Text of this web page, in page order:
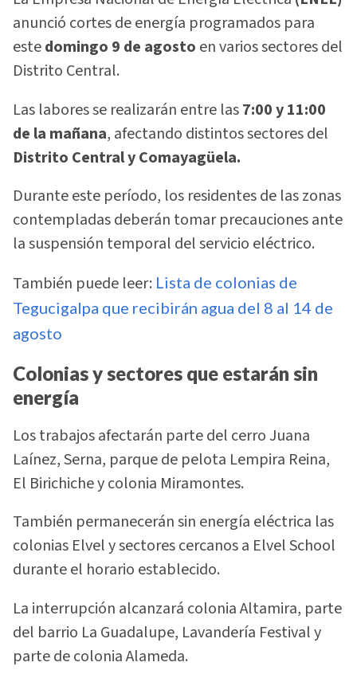
anunció cortes de energía programados para
estedomingo 9 de agosto en varios sectores del
Distrito Central.
Las labores se realizarán entre las7:00 y 11:00
de la mañana, afectando distintos sectores del
Distrito Central y Comayagüela.
Durante este período, los residentes de las zonas
contempladas deberán tomar precauciones ante
la suspensión temporal del servicio eléctrico.
También puede leer: Lista de colonias de
Tegucigalpa que recibirán agua del 8 al 14 de
agosto
Colonias y sectores que estarán sin
energía
Los trabajos afectarán parte del cerro Juana
Laínez, Serna, parque de pelota Lempira Reina,
El Birichiche y colonia Miramontes.
También permanecerán sin energía eléctrica las
colonias Elvel y sectores cercanos a Elvel School
durante el horario establecido.
La interrupción alcanzará colonia Altamira, parte
del barrio La Guadalupe, Lavandería Festival y
parte de colonia Alameda.